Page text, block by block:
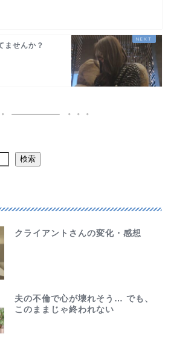
ませんか？
検索
クライアントさんの変化・感想
夫の不倫で心が壊れそう… でも、
このままじゃ終われない